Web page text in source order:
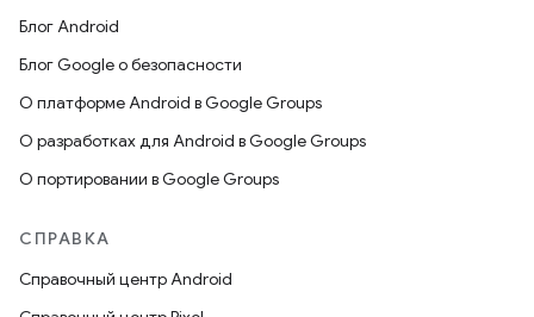
Блог Android
Блог Google о безопасности
О платформе Android в Google Groups
О разработках для Android в Google Groups
О портировании в Google Groups
СПРАВКА
Справочный центр Android